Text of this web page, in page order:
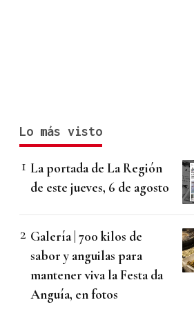
Lo más visto
La portada de La Región
de este jueves, 6 de agosto
Galería | 700 kilos de
sabor y anguilas para
mantener viva la Festa da
Anguía, en fotos